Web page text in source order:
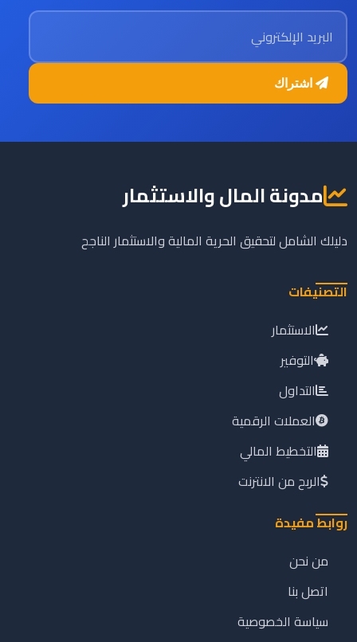
البريد الإلكتروني
مدونة المال والاستثمار
دليلك الشامل لتحقيق الحرية المالية والاستثمار الناجح
التصنيفات
الاستثمار
التوفير
التداول
العملات الرقمية
التخطيط المالي
الربح من الانترنت
روابط مفيدة
من نحن
اتصل بنا
سياسة الخصوصية